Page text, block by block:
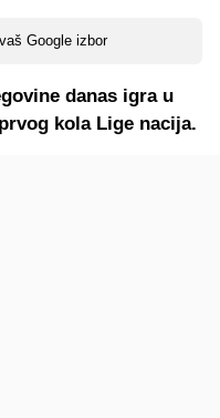
Google izbor
danas igra u
kola Lige nacija.